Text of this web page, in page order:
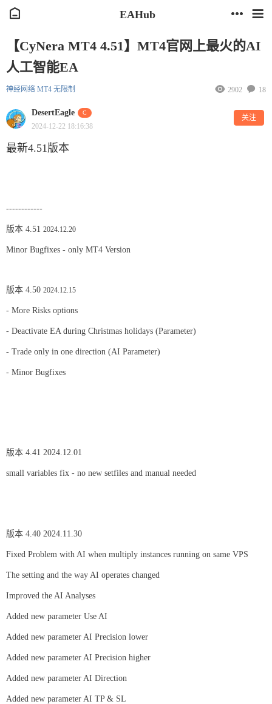
EAHub
【CyNera MT4 4.51】MT4官网上最火的AI
人工智能EA
神经网络 MT4 无限制 18
2902
DesertEagle C
2024-12-22 18:16:38
关注
最新4.51版本
------------
版本 4.51 2024.12.20
Minor Bugfixes - only MT4 Version
版本 4.50 2024.12.15
- More Risks options
- Deactivate EA during Christmas holidays (Parameter)
- Trade only in one direction (AI Parameter)
- Minor Bugfixes
版本 4.41 2024.12.01
small variables fix - no new setfiles and manual needed
版本 4.40 2024.11.30
Fixed Problem with AI when multiply instances running on same VPS
The setting and the way AI operates changed
Improved the AI Analyses
Added new parameter Use AI
Added new parameter AI Precision lower
Added new parameter AI Precision higher
Added new parameter AI Direction
Added new parameter AI TP & SL